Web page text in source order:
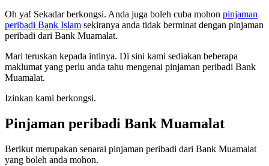
Oh ya! Sekadar berkongsi. Anda juga boleh cuba mohon pinjaman
peribadi Bank Islam sekiranya anda tidak berminat dengan pinjaman
peribadi dari Bank Muamalat.
Mari teruskan kepada intinya. Di sini kami sediakan beberapa
maklumat yang perlu anda tahu mengenai pinjaman peribadi Bank
Muamalat.
Izinkan kami berkongsi.
Pinjaman peribadi Bank Muamalat
Berikut merupakan senarai pinjaman peribadi dari Bank Muamalat
yang boleh anda mohon.